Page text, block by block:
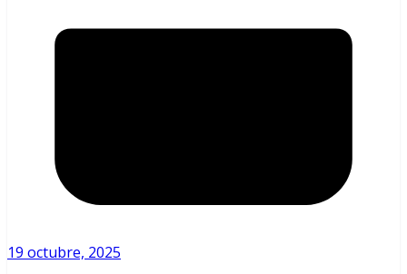
19 octubre, 2025